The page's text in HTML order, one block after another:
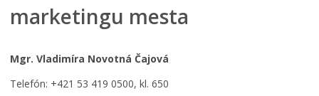
Útvar Informatiky
Verejné obstarávania
Referát komunikácie a marketingu mesta
marketingu mesta
Mgr. Vladimíra Novotná Čajová
Telefón: +421 53 419 0500, kl. 650